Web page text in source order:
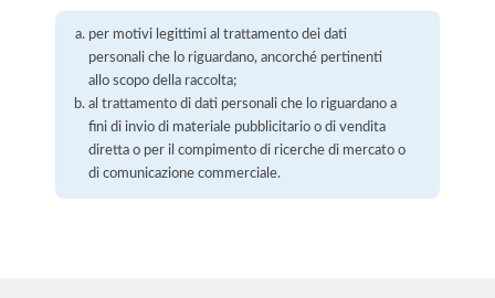
per motivi legittimi al trattamento dei dati
personali che lo riguardano, ancorché pertinenti
allo scopo della raccolta;
al trattamento di dati personali che lo riguardano a
fini di invio di materiale pubblicitario o di vendita
diretta o per il compimento di ricerche di mercato o
di comunicazione commerciale.